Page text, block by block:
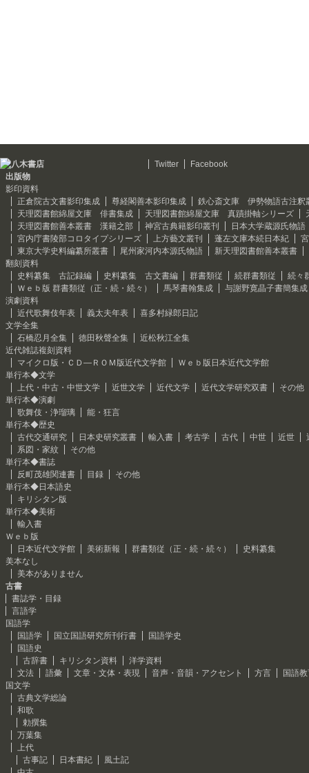
Twitter
Facebook
出版物
影印資料
正倉院古文書影印集成
尊経閣善本影印集成
鉄心斎文庫 伊勢物語古注釈
天理図書館綿屋文庫 俳書集成
天理図書館綿屋文庫 真蹟掛軸シリーズ
天理図書館善本叢書 漢籍之部
神宮古典籍影印叢刊
日本大学蔵源氏物語
宮内庁書陵部コロタイプシリーズ
上方藝文叢刊 蓬左文庫本続日本紀
東京大学史料編纂所叢書
尾州家河内本源氏物語
新天理図書館善本叢書
翻刻資料
史料纂集 古記録編
史料纂集 古文書編 群書類従 続群書類従
続々
Ｗｅｂ版 群書類従（正・続・続々）
馬琴書翰集成
与謝野寛晶子書簡集成
演劇資料
近代歌舞伎年表
義太夫年表
喜多村緑郎日記
文学全集
石橋忍月全集
徳田秋聲全集
近松秋江全集
近代雑誌複刻資料
マイクロ版・ＣＤ―ＲＯＭ版近代文学館
Ｗｅｂ版日本近代文学館
単行本◆文学
上代・中古・中世文学
近世文学 近代文学 近代文学研究双書
その他
単行本◆演劇
歌舞伎・浄瑠璃
能・狂言
単行本◆歴史
古代交通研究
日本史研究叢書 輸入書 考古学 古代 中世 近世
系図・家紋
その他
単行本◆書誌
反町茂雄関連書
目録
その他
単行本◆日本語史
キリシタン版
単行本◆美術
輸入書
Ｗｅｂ版
日本近代文学館
美術新報 群書類従（正・続・続々）
史料纂集
美本なし
美本がありません
古書
書誌学・目録
言語学
国語学
国語学
国立国語研究所刊行書
国語学史
国語史
古辞書
キリシタン資料
洋学資料
文法
語彙 文章・文体・表現 音声・音韻・アクセント 方言
国語
国文学
古典文学総論
和歌
勅撰集
万葉集
上代
古事記
日本書紀
風土記